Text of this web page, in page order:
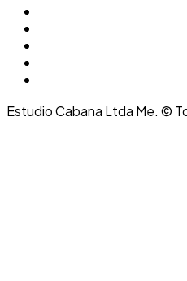
Estudio Cabana Ltda Me. ©